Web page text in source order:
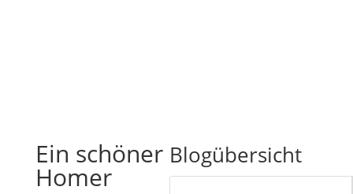
Ein schöner
Homer
Blogübersicht